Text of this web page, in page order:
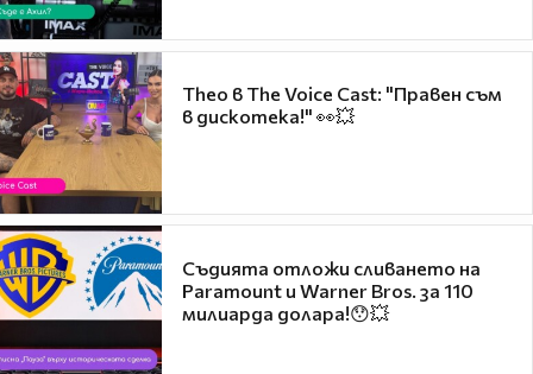
Theo в The Voice Cast: "Правен съм
в дискотека!" 👀💥
Съдията отложи сливането на
Paramount и Warner Bros. за 110
милиарда долара!😯💥